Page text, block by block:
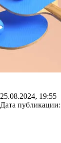
25.08.2024, 19:55
Дата публикации: